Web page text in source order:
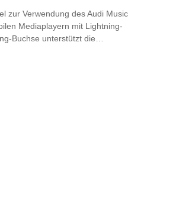
zur Verwendung des Audi Music
Mediaplayern mit Lightning-
Buchse unterstützt die
sind eingetragene Marken des